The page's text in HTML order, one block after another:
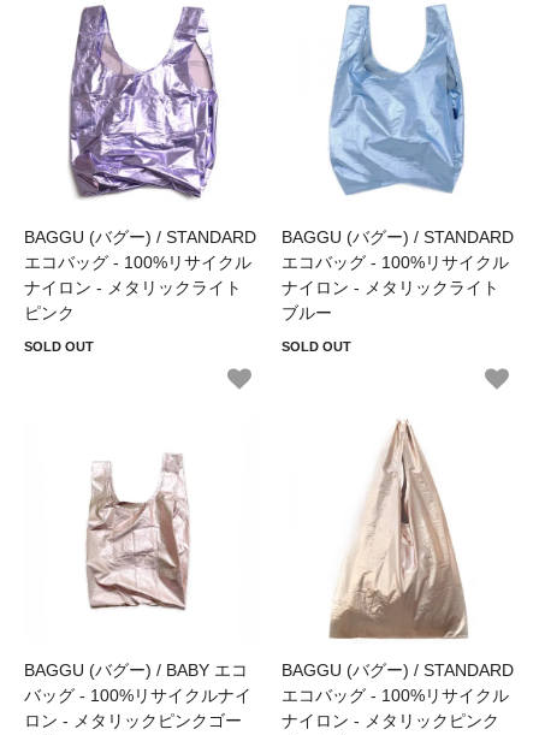
BAGGU (バグー) / STANDARD
エコバッグ - 100%リサイクル
ナイロン - メタリックライト
ピンク
SOLD OUT
BAGGU (バグー) / STANDARD
エコバッグ - 100%リサイクル
ナイロン - メタリックライト
ブルー
SOLD OUT
BAGGU (バグー) / BABY エコ
バッグ - 100%リサイクルナイ
ロン - メタリックピンクゴー
BAGGU (バグー) / STANDARD
エコバッグ - 100%リサイクル
ナイロン - メタリックピンク